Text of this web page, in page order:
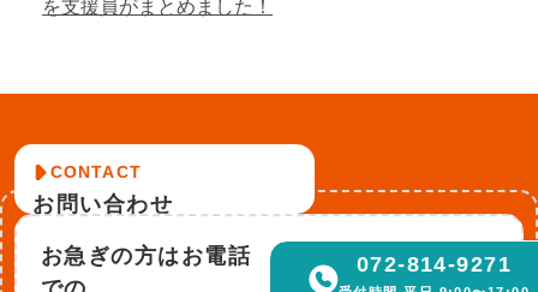
を支援員がまとめました！
CONTACT
お問い合わせ
お急ぎの方はお電話
072-814-9271